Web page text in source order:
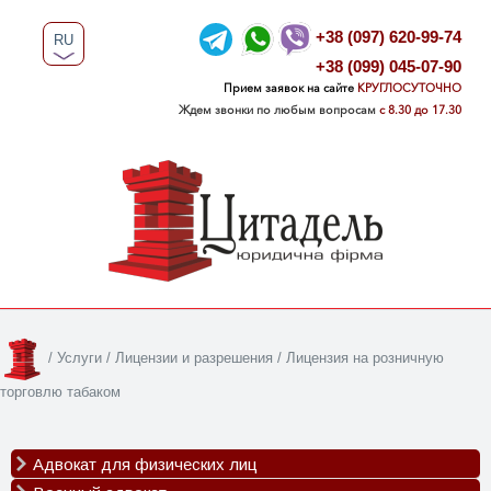
RU
+38 (097) 620-99-74
+38 (099) 045-07-90
Прием заявок на сайте КРУГЛОСУТОЧНО
Ждем звонки по любым вопросам с 8.30 до 17.30
/ Услуги / Лицензии и разрешения / Лицензия на розничную
торговлю табаком
Адвокат для физических лиц